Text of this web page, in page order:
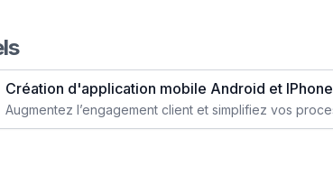
Création d'application mobile Android et IPhone